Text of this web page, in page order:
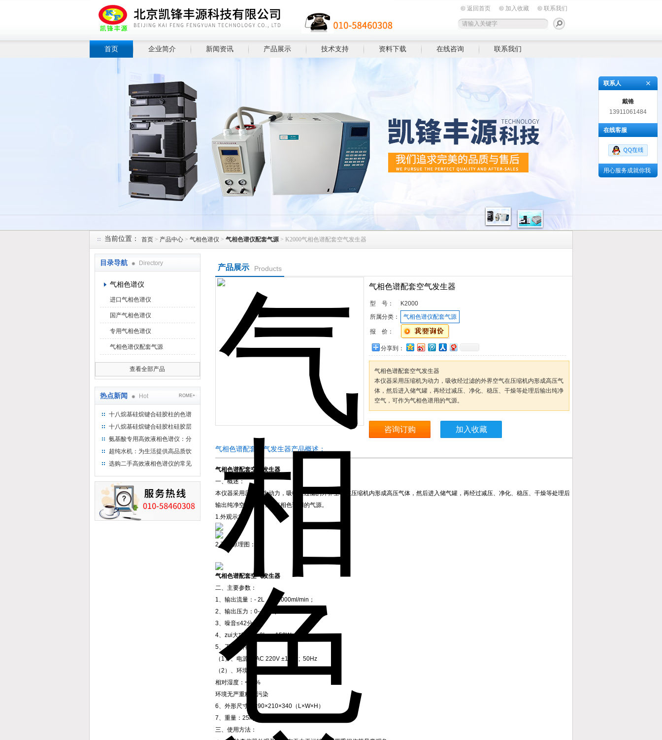
返回首页 加入收藏 联系我们
首页 企业简介 新闻资讯 产品展示 技术支持 资料下载 在线咨询 联系我们
当前位置： 首页 > 产品中心 > 气相色谱仪 > 气相色谱仪配套气源> K2000气相色谱配套空气发生器
目录导航 Directory
气相色谱仪
进口气相色谱仪
国产气相色谱仪
专用气相色谱仪
气相色谱仪配套气源
查看全部产品
热点新闻 Hot ROME+
十八烷基硅烷键合硅胶柱的色谱
方法浅述
十八烷基硅烷键合硅胶柱硅胶层
析时如何装柱
氨基酸专用高效液相色谱仪：分
析氨基酸的仪器
超纯水机：为生活提供高品质饮
用水
选购二手高效液相色谱仪的常见
产品展示 Products
气相色谱配套空气发生器
型 号：
K2000
所属分类：
气相色谱仪配套气源
报 价：
分享到：
气相色谱配套空气发生器
本仪器采用压缩机为动力，吸收经过滤的外界空气在压缩机内形成高压气
体，然后进入储气罐，再经过减压、净化、稳压、干燥等处理后输出纯净
空气，可作为气相色谱用的气源。
咨询订购 加入收藏
气相色谱配套空气发生器产品概述：
气相色谱配套空气发生器
一、概述：
本仪器采用压缩机为动力，吸收经过滤的外界空气在压缩机内形成高压气体，然后进入储气罐，再经过减压、净化、稳压、干燥等处理后
输出纯净空气，可作为气相色谱用的气源。
1.外观示意：
2.工作原理图：
气相色谱配套空气发生器
二、主要参数：
1、输出流量：- 2L， 0-2000ml/min；
2、输出压力：0--0.4Mpa
3、噪音≤42分贝
4、zui大功率：- 2L， 150W
5、工作条件：
（1）、电源： AC 220V ±10% ; 50Hz
（2）、环境温度：5-40℃
相对湿度：<85%
环境无严重粉尘污染
6、外形尺寸：390×210×340（L×W×H）
7、重量：25kg
三、使用方法：
联系人
戴锋
13911061484
在线客服
用心服务成就你我